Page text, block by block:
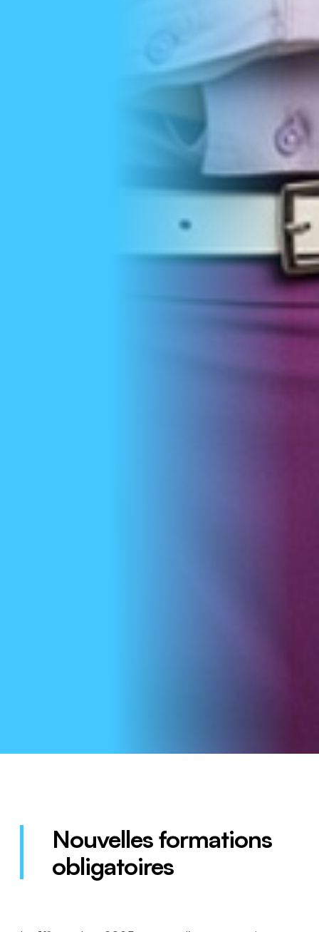
Nouvelles formations
obligatoires